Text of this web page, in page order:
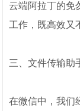
云端阿拉丁的免
工作，既高效又
三、文件传输助
在微信中，我们